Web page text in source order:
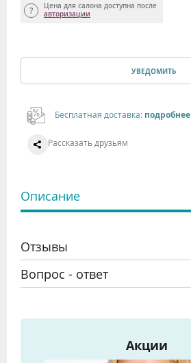
Цена для салона доступна после
авторизации
УВЕДОМИТЬ
Бесплатная доставка: подробнее
Рассказать друзьям
Описание
Отзывы
Вопрос - ответ
Акции